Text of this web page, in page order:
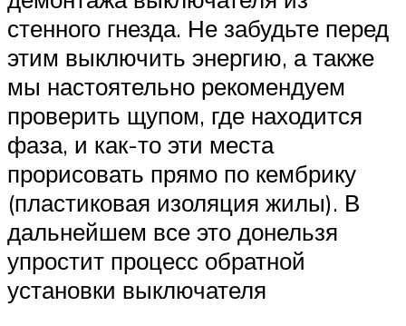
стенного гнезда. Не забудьте перед
этим выключить энергию, а также
мы настоятельно рекомендуем
проверить щупом, где находится
фаза, и как-то эти места
прорисовать прямо по кембрику
(пластиковая изоляция жилы). В
дальнейшем все это донельзя
упростит процесс обратной
установки выключателя